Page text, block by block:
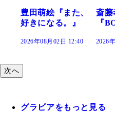
また、
。』
日 12:40
斎藤恭代
『BOUND』
2026年08月02日 12:35
次へ
グラビアをもっと見る